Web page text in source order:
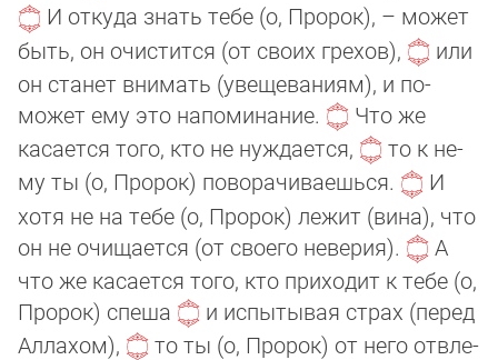
И откуда знать тебе (о, Пророк), – мо­жет
быть, он очистится (от своих грехов),
или
он станет внимать (увещеваниям), и по­
может ему это напоминание.
Что же
касается того, кто не нуждается,
то к не­
му ты (о, Пророк) поворачиваешься.
И
хотя не на тебе (о, Пророк) лежит (вина), что
он не очищается (от своего неверия).
А
что же касается того, кто приходит к те­бе (о,
Про­рок) спеша
и испытывая страх (перед
Аллахом),
то ты (о, Пророк) от не­го от­вле­